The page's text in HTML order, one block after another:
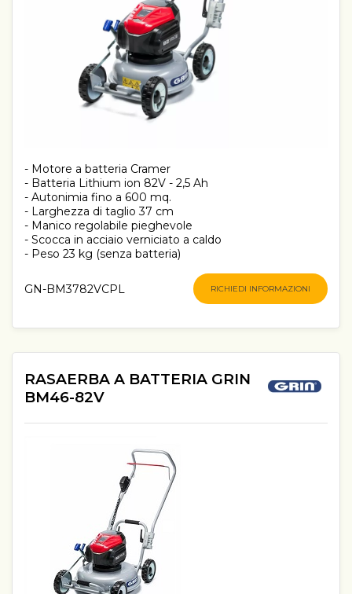
- Motore a batteria Cramer
- Batteria Lithium ion 82V - 2,5 Ah
- Autonimia fino a 600 mq.
- Larghezza di taglio 37 cm
- Manico regolabile pieghevole
- Scocca in acciaio verniciato a caldo
- Peso 23 kg (senza batteria)
GN-BM3782VCPL RICHIEDI INFORMAZIONI
RASAERBA A BATTERIA GRIN
BM46-82V